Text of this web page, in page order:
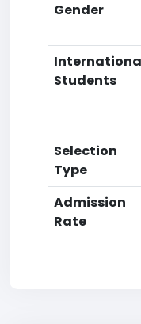
Gender
Students
Selection
Type
Admission
Rate